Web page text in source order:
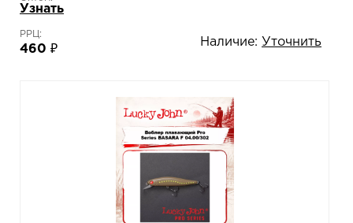
Узнать
РРЦ:
460 ₽
Наличие: Уточнить